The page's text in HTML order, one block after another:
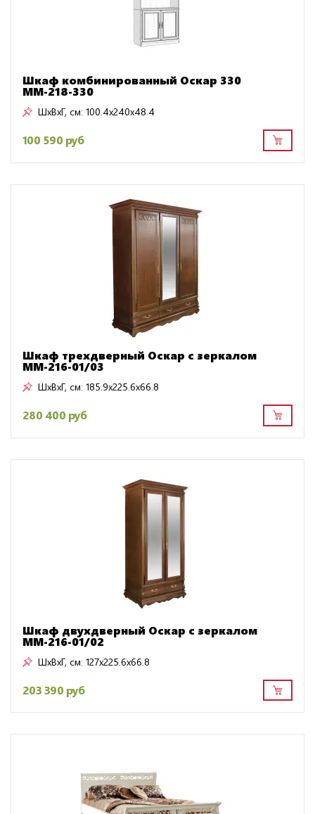
Шкаф комбинированный Оскар 330
ММ-218-330
ШxВxГ, см: 100.4x240x48.4
100 590 руб
Шкаф трехдверный Оскар с зеркалом
ММ-216-01/03
ШxВxГ, см: 185.9x225.6x66.8
280 400 руб
Шкаф двухдверный Оскар с зеркалом
ММ-216-01/02
ШxВxГ, см: 127x225.6x66.8
203 390 руб